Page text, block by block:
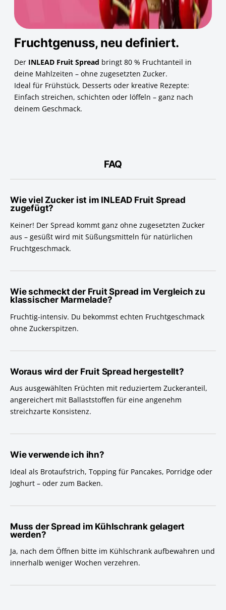
Fruchtgenuss, neu definiert.
Der INLEAD Fruit Spread bringt 80 % Fruchtanteil in
deine Mahlzeiten – ohne zugesetzten Zucker.
Ideal für Frühstück, Desserts oder kreative Rezepte:
Einfach streichen, schichten oder löffeln – ganz nach
deinem Geschmack.
FAQ
Wie viel Zucker ist im INLEAD Fruit Spread
zugefügt?
Keiner! Der Spread kommt ganz ohne zugesetzten Zucker
aus – gesüßt wird mit Süßungsmitteln für natürlichen
Fruchtgeschmack.
Wie schmeckt der Fruit Spread im Vergleich zu
klassischer Marmelade?
Fruchtig-intensiv. Du bekommst echten Fruchtgeschmack
ohne Zuckerspitzen.
Woraus wird der Fruit Spread hergestellt?
Aus ausgewählten Früchten mit reduziertem Zuckeranteil,
angereichert mit Ballaststoffen für eine angenehm
streichzarte Konsistenz.
Wie verwende ich ihn?
Ideal als Brotaufstrich, Topping für Pancakes, Porridge oder
Joghurt – oder zum Backen.
Muss der Spread im Kühlschrank gelagert
werden?
Ja, nach dem Öffnen bitte im Kühlschrank aufbewahren und
innerhalb weniger Wochen verzehren.